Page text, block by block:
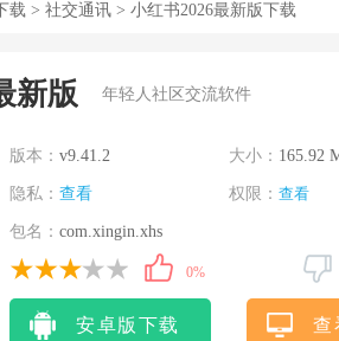
载 > 社交通讯 > 小红书2026最新版下载
新版 年轻人社区交流软件
版本： v9.41.2 大小： 165.92
隐私： 查看 权限： 查看
包名： com.xingin.xhs
0%
安卓版下载 查